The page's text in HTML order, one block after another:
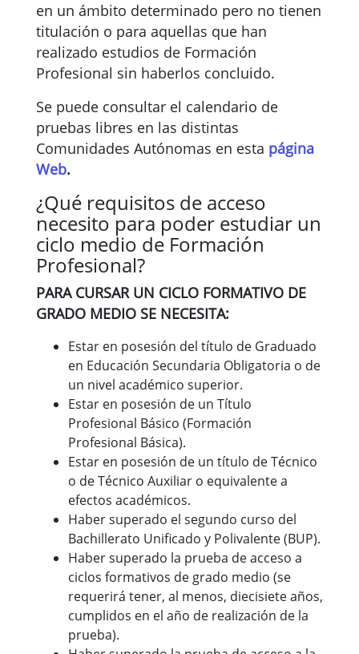
en un ámbito determinado pero no tienen
titulación o para aquellas que han
realizado estudios de Formación
Profesional sin haberlos concluido.
Se puede consultar el calendario de
pruebas libres en las distintas
Comunidades Autónomas en esta página
Web.
¿Qué requisitos de acceso
necesito para poder estudiar un
ciclo medio de Formación
Profesional?
PARA CURSAR UN CICLO FORMATIVO DE
GRADO MEDIO SE NECESITA:
Estar en posesión del título de Graduado
en Educación Secundaria Obligatoria o de
un nivel académico superior.
Estar en posesión de un Título
Profesional Básico (Formación
Profesional Básica).
Estar en posesión de un título de Técnico
o de Técnico Auxiliar o equivalente a
efectos académicos.
Haber superado el segundo curso del
Bachillerato Unificado y Polivalente (BUP).
Haber superado la prueba de acceso a
ciclos formativos de grado medio (se
requerirá tener, al menos, diecisiete años,
cumplidos en el año de realización de la
prueba).